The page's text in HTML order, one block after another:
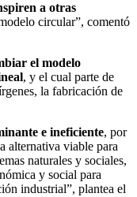
a otras
circular”, comentó
el modelo
, y el cual parte de
la fabricación de
e ineficiente, por
alternativa viable para
naturales y sociales,
y social para
industrial”, plantea el